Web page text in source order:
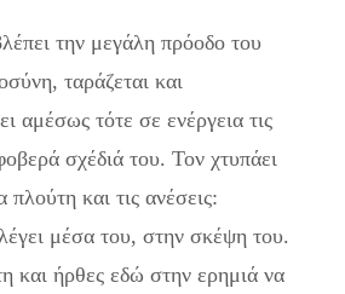
την μεγάλη πρόοδο του
ταράζεται και
αμέσως τότε σε ενέργεια τις
σχέδιά του. Τον χτυπάει
και τις ανέσεις:
μέσα του, στην σκέψη του.
και ήρθες εδώ στην ερημιά να